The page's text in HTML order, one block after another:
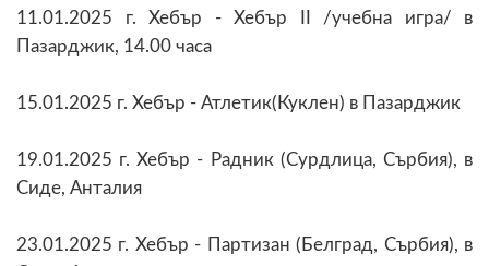
11.01.2025 г. Хебър - Хебър II /учебна игра/ в
Пазарджик, 14.00 часа
15.01.2025 г. Хебър - Атлетик(Куклен) в Пазарджик
19.01.2025 г. Хебър - Радник (Сурдлица, Сърбия), в
Сиде, Анталия
23.01.2025 г. Хебър - Партизан (Белград, Сърбия), в